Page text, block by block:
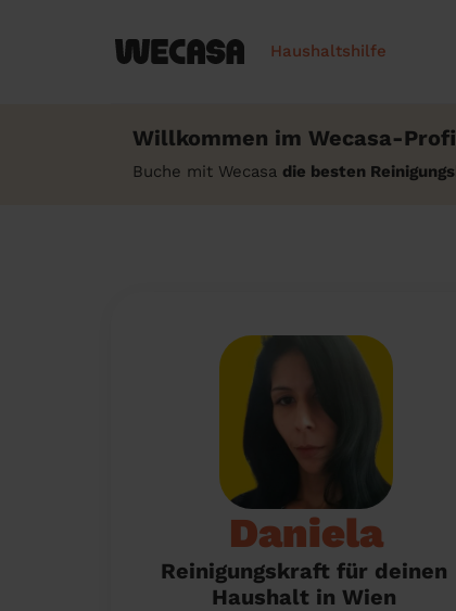
Haushaltshilfe
Willkommen im Wecasa-
Buche mit Wecasa die besten
Daniela
Reinigungskraft für deinen
Haushalt in Wien